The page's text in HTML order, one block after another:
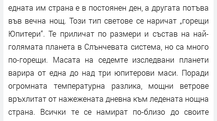
едната им страна е в постоянен ден, а другата потъва
във вечна нощ. Този тип светове се наричат „горещи
Юпитери“. Те приличат по размери и състав на най-
голямата планета в Слънчевата система, но са много
по-горещи. Масата на седемте изследвани планети
варира от една до над три юпитерови маси. Поради
огромната температурна разлика, мощни ветрове
връхлитат от нажежената дневна към ледената нощна
страна. Всички те се намират по-близо до своите